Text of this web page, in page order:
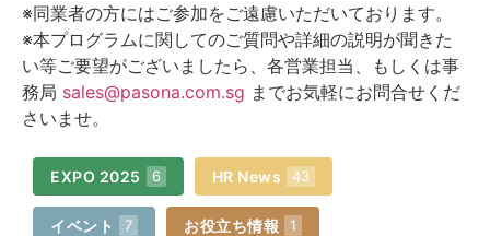
※同業者の方にはご参加をご遠慮いただいております。
※本プログラムに関してのご質問や詳細の説明が聞きた
い等ご要望がございましたら、各営業担当、もしくは事
務局 sales@pasona.com.sg までお気軽にお問合せくだ
さいませ。
EXPO 2025 6 HR News 43
イベント 7 お役立ち情報 1